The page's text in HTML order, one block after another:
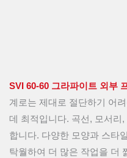
SVI 60-60 그라파이트 외부
계로는 제대로 절단하기 어
데 최적입니다. 곡선, 모서리
합니다. 다양한 모양과 스타
탁월하여 더 많은 작업을 더